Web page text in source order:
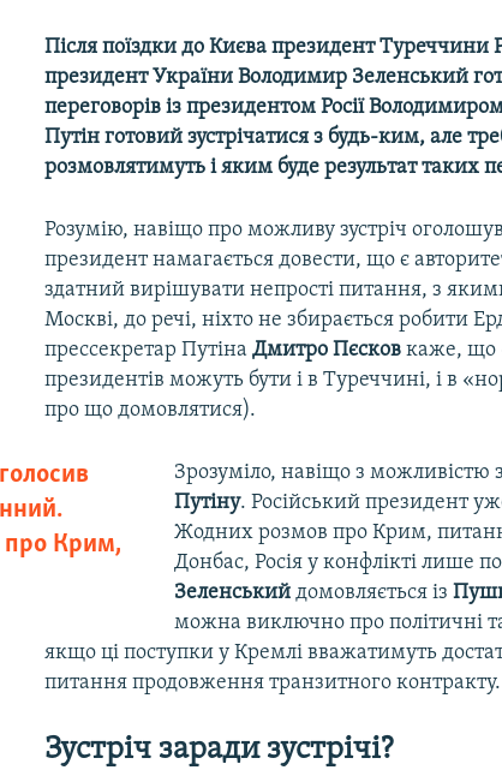
Після поїздки до Києва президент
президент України Володимир Зеленський
переговорів із президентом Росії
Путін готовий зустрічатися з будь-ким, але
розмовлятимуть і яким буде результат таких
Розумію, навіщо про можливу зустріч
президент намагається довести, що є
здатний вирішувати непрості питання, з
Москві, до речі, ніхто не збирається робити
прессекретар ПутінаДмитро Пєсков каже, що
президентів можуть бути і в Туреччині, і в
про що домовлятися).
Крим,
Зрозуміло, навіщо з можливістю
Путіну. Російський президент
Жодних розмов про Крим,
Донбас, Росія у конфлікті лише
Зеленськийдомовляється із
можна виключно про політичні
якщо ці поступки у Кремлі вважатимуть
питання продовження транзитного контракту.
Зустріч заради зустрічі?